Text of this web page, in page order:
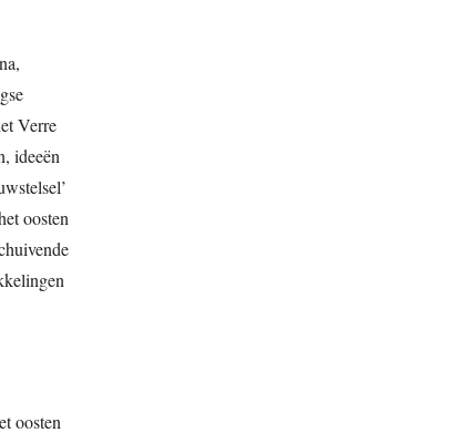
Verre
ideeën
oosten
oosten